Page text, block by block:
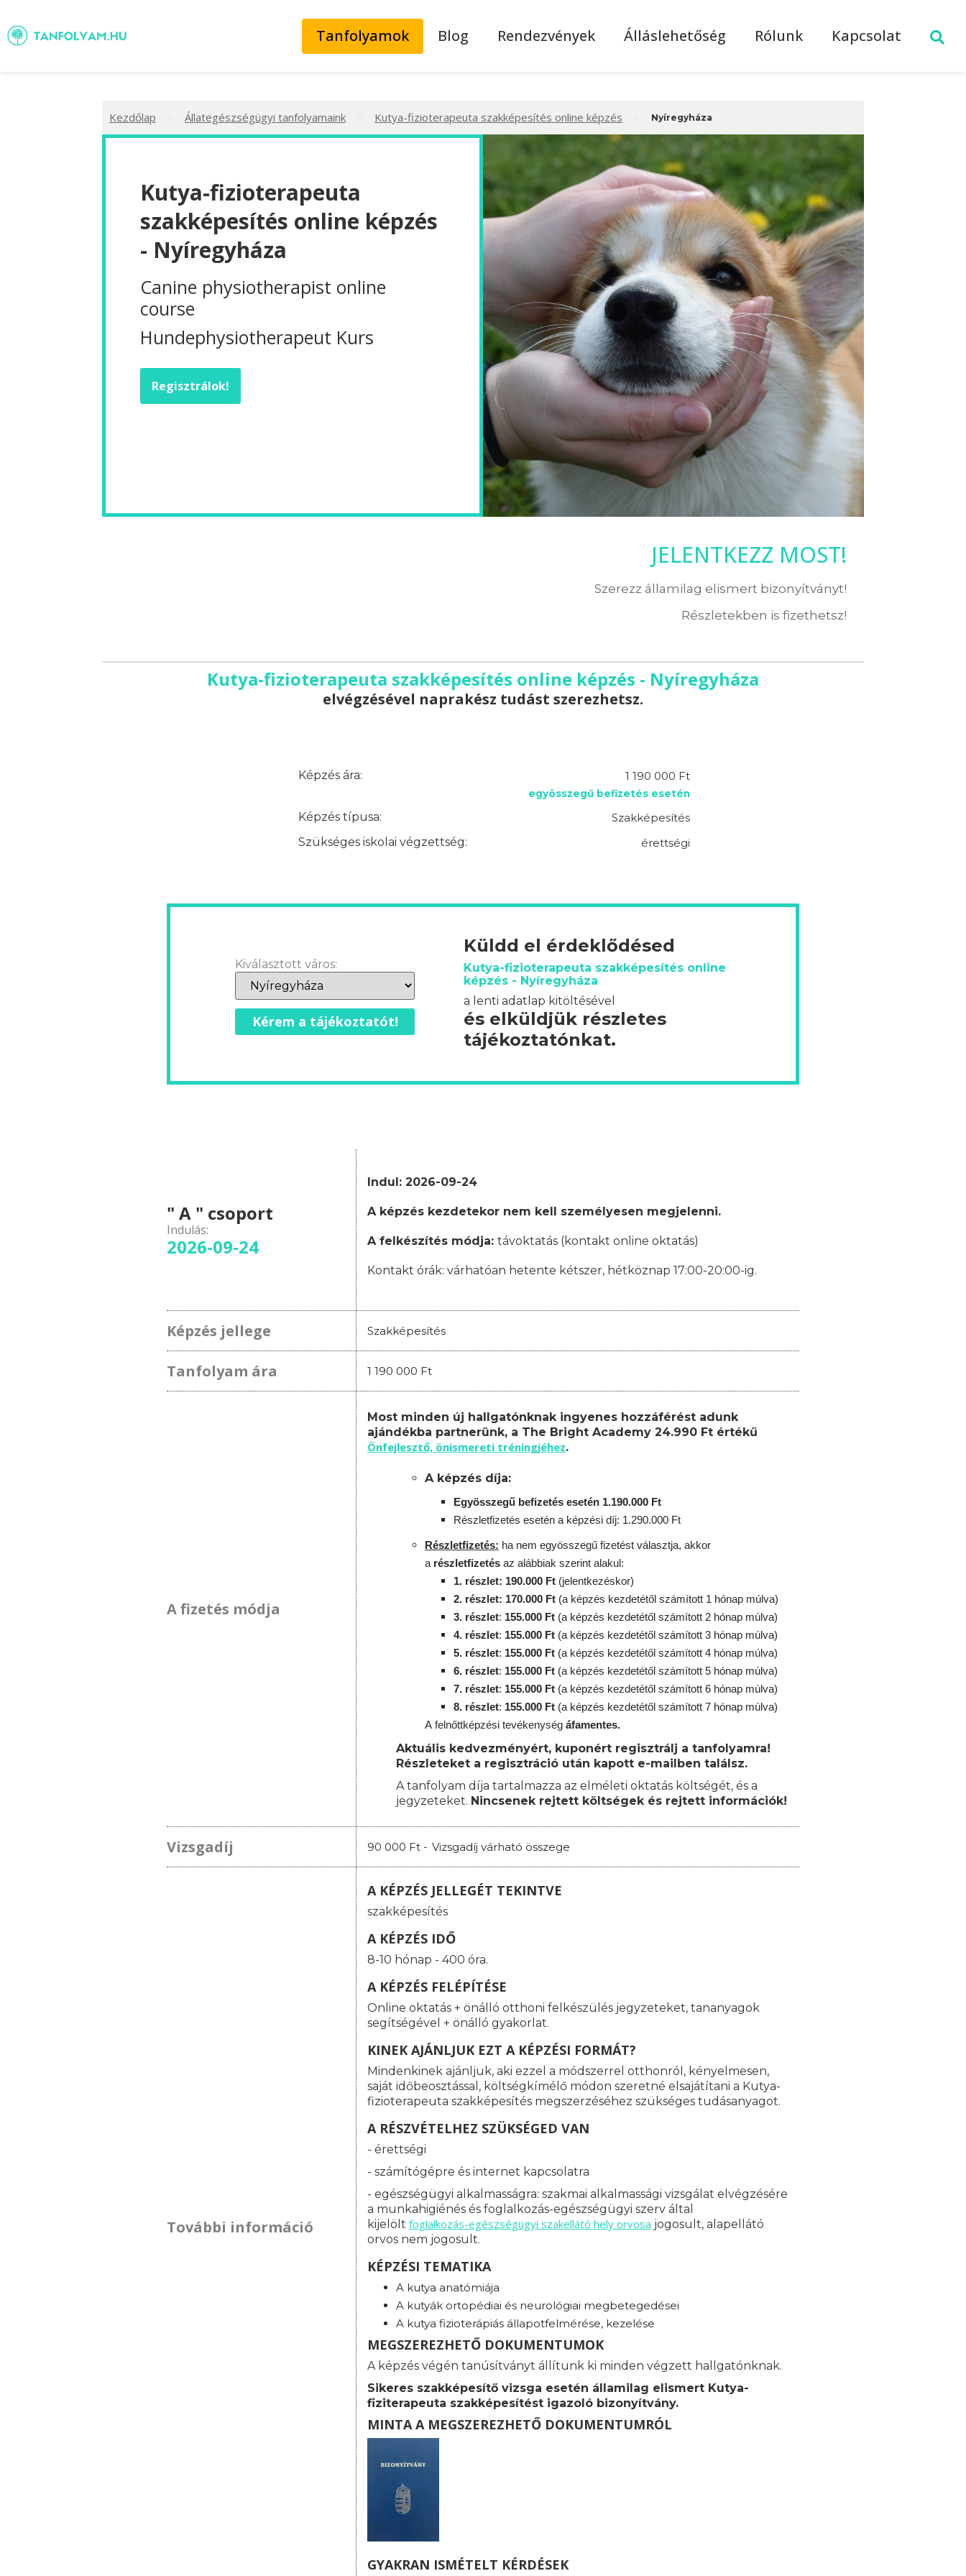
Tanfolyamok Blog Rendezvények Álláslehetőség Rólunk Kapcsolat
Kezdőlap Állategészségügyi tanfolyamaink Kutya-fizioterapeuta szakképesítés online képzés Nyíregyháza
Kutya-fizioterapeuta
szakképesítés online képzés
- Nyíregyháza
Canine physiotherapist online
course
Hundephysiotherapeut Kurs
Regisztrálok!
JELENTKEZZ MOST!
Szerezz államilag elismert bizonyítványt!
Részletekben is fizethetsz!
Kutya-fizioterapeuta szakképesítés online képzés - Nyíregyháza
elvégzésével naprakész tudást szerezhetsz.
Képzés ára: 1 190 000 Ft
egyösszegű befizetés esetén
Képzés típusa:
Szakképesítés
Szükséges iskolai végzettség:
érettségi
Kiválasztott város:
Kérem a tájékoztatót!
Küldd el érdeklődésed
Kutya-fizioterapeuta szakképesítés online
képzés - Nyíregyháza
a lenti adatlap kitöltésével
és elküldjük részletes
tájékoztatónkat.
" A " csoport
Indulás:
2026-09-24
Indul: 2026-09-24
A képzés kezdetekor nem kell személyesen megjelenni.
A felkészítés módja: távoktatás (kontakt online oktatás)
Kontakt órák: várhatóan hetente kétszer, hétköznap 17:00-20:00-ig.
Képzés jellege Szakképesítés
Tanfolyam ára 1 190 000 Ft
A fizetés módja
Most minden új hallgatónknak ingyenes hozzáférést adunk
ajándékba partnerünk, a The Bright Academy 24.990 Ft értékű
Önfejlesztő, önismereti tréningjéhez.
A képzés díja:
Egyösszegű befizetés esetén 1.190.000 Ft
Részletfizetés esetén a képzési díj: 1.290.000 Ft
Részletfizetés: ha nem egyösszegű fizetést választja, akkor
a részletfizetés az alábbiak szerint alakul:
1. részlet: 190.000 Ft (jelentkezéskor)
2. részlet: 170.000 Ft (a képzés kezdetétől számított 1 hónap múlva)
3. részlet: 155.000 Ft (a képzés kezdetétől számított 2 hónap múlva)
4. részlet: 155.000 Ft (a képzés kezdetétől számított 3 hónap múlva)
5. részlet: 155.000 Ft (a képzés kezdetétől számított 4 hónap múlva)
6. részlet: 155.000 Ft (a képzés kezdetétől számított 5 hónap múlva)
7. részlet: 155.000 Ft (a képzés kezdetétől számított 6 hónap múlva)
8. részlet: 155.000 Ft (a képzés kezdetétől számított 7 hónap múlva)
A felnőttképzési tevékenység áfamentes.
Aktuális kedvezményért, kuponért regisztrálj a tanfolyamra!
Részleteket a regisztráció után kapott e-mailben találsz.
A tanfolyam díja tartalmazza az elméleti oktatás költségét, és a
jegyzeteket. Nincsenek rejtett költségek és rejtett információk!
Vizsgadíj 90 000 Ft - Vizsgadíj várható összege
További információ
A KÉPZÉS JELLEGÉT TEKINTVE
szakképesítés
A KÉPZÉS IDŐ
8-10 hónap - 400 óra.
A KÉPZÉS FELÉPÍTÉSE
Online oktatás + önálló otthoni felkészülés jegyzeteket, tananyagok
segítségével + önálló gyakorlat.
KINEK AJÁNLJUK EZT A KÉPZÉSI FORMÁT?
Mindenkinek ajánljuk, aki ezzel a módszerrel otthonról, kényelmesen,
saját időbeosztással, költségkímélő módon szeretné elsajátítani a Kutya-
fizioterapeuta szakképesítés megszerzéséhez szükséges tudásanyagot.
A RÉSZVÉTELHEZ SZÜKSÉGED VAN
- érettségi
- számítógépre és internet kapcsolatra
- egészségügyi alkalmasságra: szakmai alkalmassági vizsgálat elvégzésére
a munkahigiénés és foglalkozás-egészségügyi szerv által
kijelölt foglalkozás-egészségügyi szakellátó hely orvosa jogosult, alapellátó
orvos nem jogosult.
KÉPZÉSI TEMATIKA
A kutya anatómiája
A kutyák ortopédiai és neurológiai megbetegedései
A kutya fizioterápiás állapotfelmérése, kezelése
MEGSZEREZHETŐ DOKUMENTUMOK
A képzés végén tanúsítványt állítunk ki minden végzett hallgatónknak.
Sikeres szakképesítő vizsga esetén államilag elismert Kutya-
fiziterapeuta szakképesítést igazoló bizonyítvány.
MINTA A MEGSZEREZHETŐ DOKUMENTUMRÓL
GYAKRAN ISMÉTELT KÉRDÉSEK